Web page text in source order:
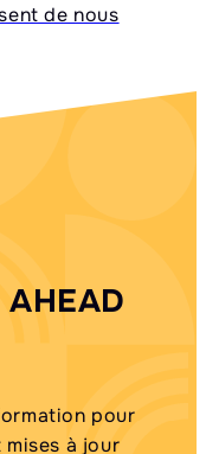
de nous
AHEAD
pour
à jour